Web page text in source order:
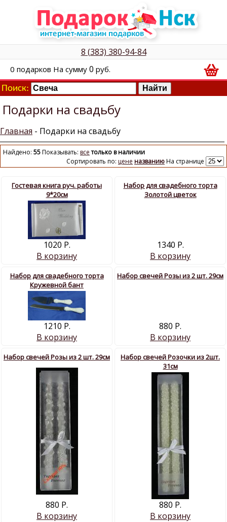
8 (383) 380-94-84
0 подарков На сумму 0 руб.
Поиск:
Подарки на свадьбу
Главная - Подарки на свадьбу
Найдено: 55Показывать: все только в наличии
Сортировать по: цене названиюНа странице
Гостевая книга руч. работы
9*20см
1020 Р.
В корзину
Набор для свадебного торта
Золотой цветок
1340 Р.
В корзину
Набор для свадебного торта
Кружевной бант
1210 Р.
В корзину
Набор свечей Розы из 2 шт. 29см
880 Р.
В корзину
Набор свечей Розы из 2 шт. 29см
880 Р.
В корзину
Набор свечей Розочки из 2шт.
31см
880 Р.
В корзину